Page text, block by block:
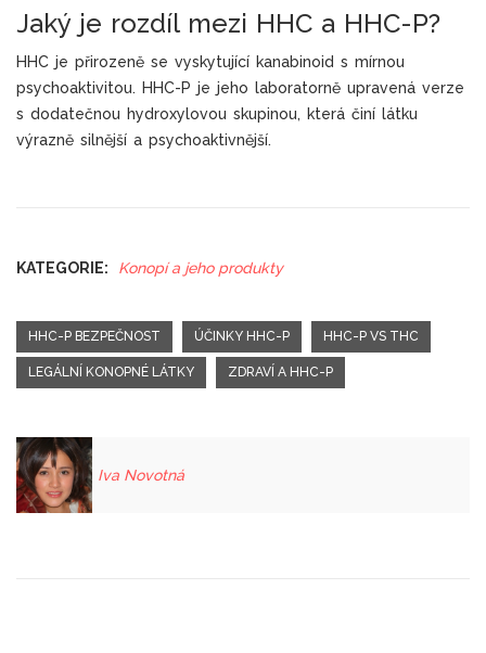
Jaký je rozdíl mezi HHC a HHC-P?
HHC je přirozeně se vyskytující kanabinoid s mírnou
psychoaktivitou. HHC-P je jeho laboratorně upravená verze
s dodatečnou hydroxylovou skupinou, která činí látku
výrazně silnější a psychoaktivnější.
KATEGORIE: Konopí a jeho produkty
HHC-P BEZPEČNOST ÚČINKY HHC-P HHC-P VS THC
LEGÁLNÍ KONOPNÉ LÁTKY ZDRAVÍ A HHC-P
Iva Novotná